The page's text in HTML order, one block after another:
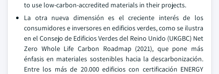
to use low-carbon-accredited materials in their projects.
La otra nueva dimensión es el creciente interés de los
consumidores e inversores en edificios verdes, como se ilustra
en el Consejo de Edificios Verdes del Reino Unido (UKGBC) Net
Zero Whole Life Carbon Roadmap (2021), que pone más
énfasis en materiales sostenibles hacia la descarbonización.
Entre los más de 20.000 edificios con certificación ENERGY